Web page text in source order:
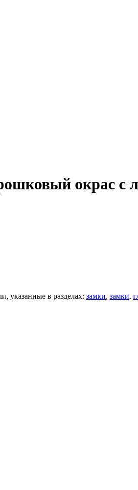
окрас с
указанные в разделах: замки, замки,